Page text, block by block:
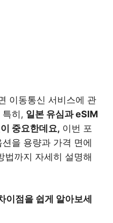
이동통신 서비스에 관
특히, 일본 유심과 eSIM
중요한데요, 이번 포
을 용량과 가격 면에
법까지 자세히 설명해
이점을 쉽게 알아보세